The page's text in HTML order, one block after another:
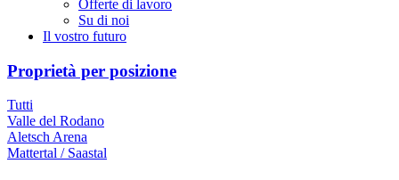
Offerte di lavoro
Su di noi
Il vostro futuro
Proprietà per posizione
Tutti
Valle del Rodano
Aletsch Arena
Mattertal / Saastal